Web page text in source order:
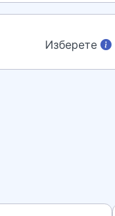
Изберете